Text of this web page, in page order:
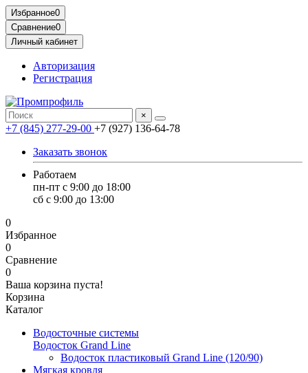
Избранное0
Сравнение0
Личный кабинет
Авторизация
Регистрация
×
+7 (845) 277-29-00 +7 (927) 136-64-78
Заказать звонок
Работаем
пн-пт с 9:00 до 18:00
сб с 9:00 до 13:00
0
Избранное
0
Сравнение
0
Ваша корзина пуста!
Корзина
Каталог
Водосточные системы
Водосток Grand Line
Водосток пластиковый Grand Line (120/90)
Мягкая кровля